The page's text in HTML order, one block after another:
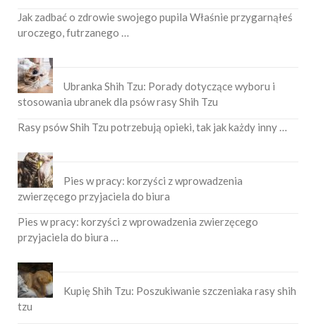
Jak zadbać o zdrowie swojego pupila Właśnie przygarnąłeś
uroczego, futrzanego …
Ubranka Shih Tzu: Porady dotyczące wyboru i
stosowania ubranek dla psów rasy Shih Tzu
Rasy psów Shih Tzu potrzebują opieki, tak jak każdy inny …
Pies w pracy: korzyści z wprowadzenia
zwierzęcego przyjaciela do biura
Pies w pracy: korzyści z wprowadzenia zwierzęcego
przyjaciela do biura …
Kupię Shih Tzu: Poszukiwanie szczeniaka rasy shih
tzu